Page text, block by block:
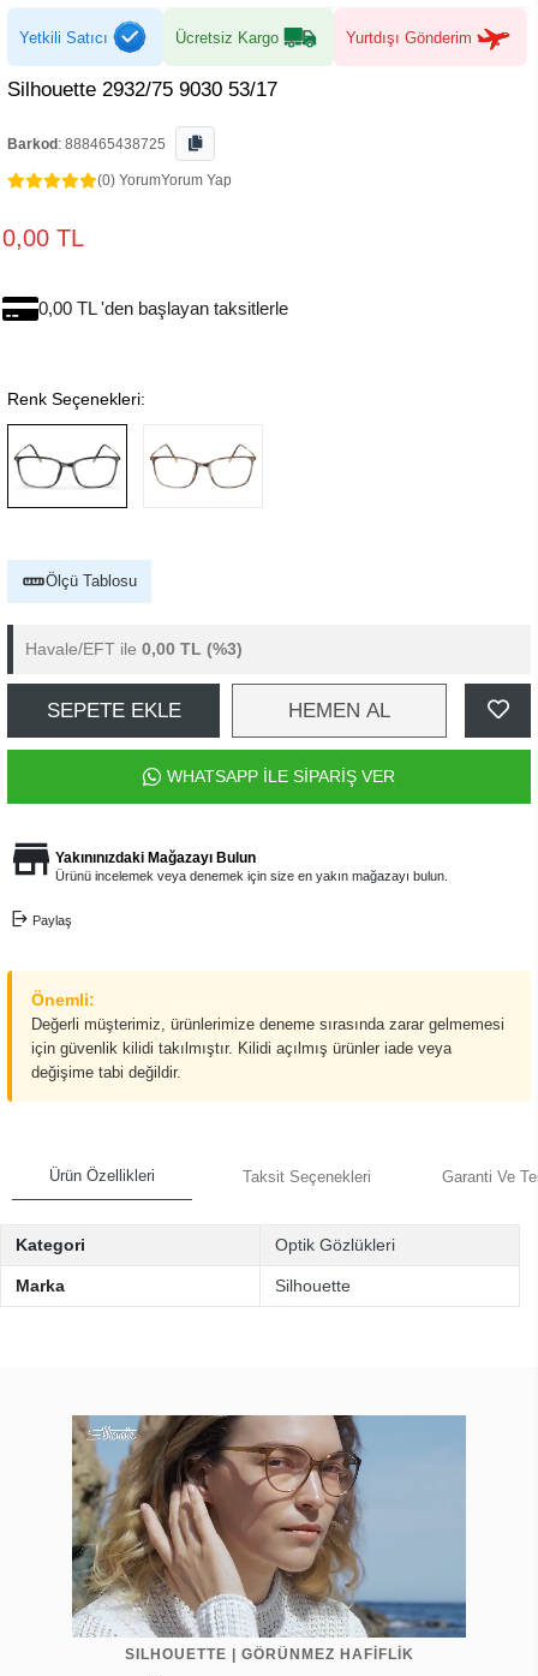
Yetkili Satıcı Ücretsiz Kargo Yurtdışı Gönderim
Silhouette 2932/75 9030 53/17
Barkod : 888465438725
(0) YorumYorum Yap
0,00 TL
0,00 TL 'den başlayan taksitlerle
Renk Seçenekleri:
Ölçü Tablosu
Havale/EFT ile 0,00 TL (%3)
SEPETE EKLE HEMEN AL
WHATSAPP İLE SİPARİŞ VER
Yakınınızdaki Mağazayı Bulun
Ürünü incelemek veya denemek için size en yakın mağazayı bulun.
Paylaş
Önemli:
Değerli müşterimiz, ürünlerimize deneme sırasında zarar gelmemesi
için güvenlik kilidi takılmıştır. Kilidi açılmış ürünler iade veya
değişime tabi değildir.
Ürün Özellikleri Taksit Seçenekleri Garanti Ve
Kategori Optik Gözlükleri
Marka Silhouette
SILHOUETTE | GÖRÜNMEZ HAFİFLİK